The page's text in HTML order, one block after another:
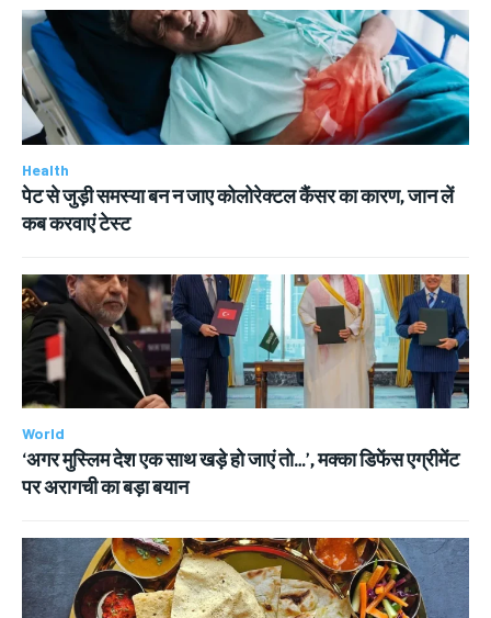
Health
पेट से जुड़ी समस्या बन न जाए कोलोरेक्टल कैंसर का कारण, जान लें
कब करवाएं टेस्ट
World
‘अगर मुस्लिम देश एक साथ खड़े हो जाएं तो…’, मक्का डिफेंस एग्रीमेंट
पर अरागची का बड़ा बयान